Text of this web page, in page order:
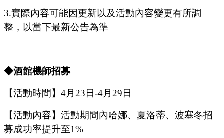
3.實際內容可能因更新以及活動內容變更有所調
整，以當下最新公告為準
◆酒館機師招募
【活動時間】 4月 23 日-4月 29 日
【活動內容】活動期間內哈娜、夏洛蒂、波塞冬招
募成功率提升至1%